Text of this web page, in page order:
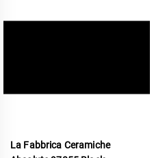
La Fabbrica Ceramiche